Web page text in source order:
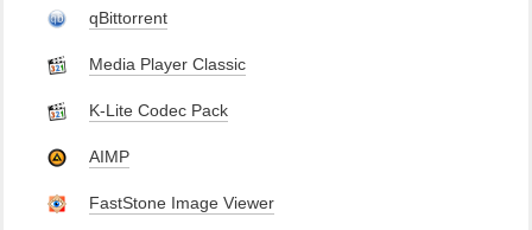
qBittorrent
Media Player Classic
K-Lite Codec Pack
AIMP
FastStone Image Viewer